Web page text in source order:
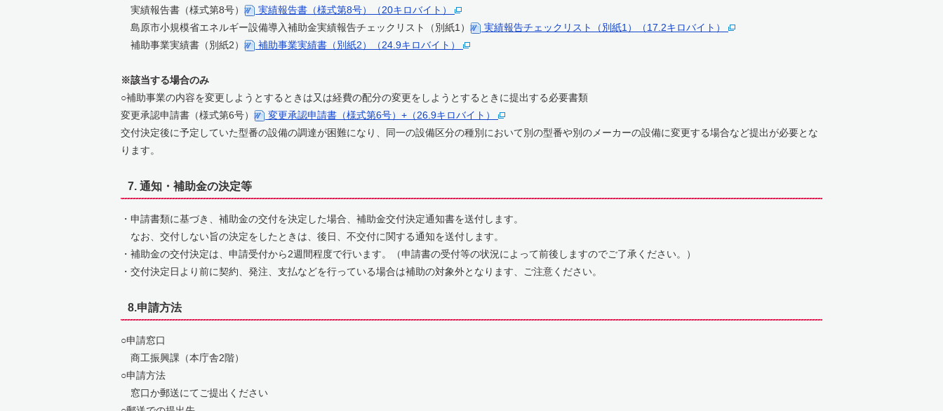
実績報告書（様式第8号）
実績報告書（様式第8号）（20キロバイト）
島原市小規模省エネルギー設備導入補助金実績報告チェックリスト（別紙1）
実績報告チェックリスト（別紙1）（17.2キロバイト）
補助事業実績書（別紙2）
補助事業実績書（別紙2）（24.9キロバイト）
※該当する場合のみ
○補助事業の内容を変更しようとするときは又は経費の配分の変更をしようとするときに提出する必要書類
変更承認申請書（様式第6号）
変更承認申請書（様式第6号）+（26.9キロバイト）
交付決定後に予定していた型番の設備の調達が困難になり、同一の設備区分の種別において別の型番や別のメーカーの設備に変更する場合など提出が必要とな
ります。
7. 通知・補助金の決定等
・申請書類に基づき、補助金の交付を決定した場合、補助金交付決定通知書を送付します。
なお、交付しない旨の決定をしたときは、後日、不交付に関する通知を送付します。
・補助金の交付決定は、申請受付から2週間程度で行います。（申請書の受付等の状況によって前後しますのでご了承ください。）
・交付決定日より前に契約、発注、支払などを行っている場合は補助の対象外となります、ご注意ください。
8.申請方法
○申請窓口
商工振興課（本庁舎2階）
○申請方法
窓口か郵送にてご提出ください